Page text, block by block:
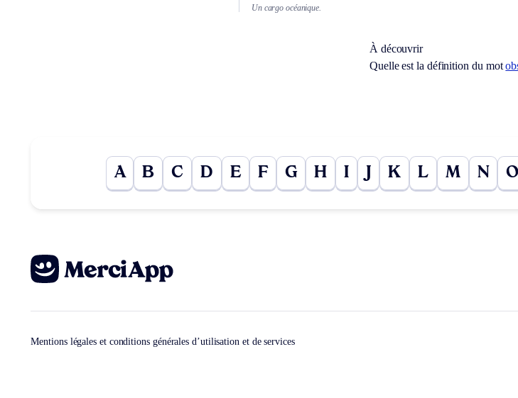
Un cargo océanique.
À découvrir
Quelle est la définition du mot
A B C D E F G H I K L M N O
Mentions légales et conditions générales d’utilisation et de services